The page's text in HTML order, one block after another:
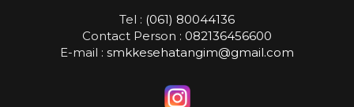
Tel : (061) 80044136
Contact Person : 082136456600
E-mail : smkkesehatangim@gmail.com